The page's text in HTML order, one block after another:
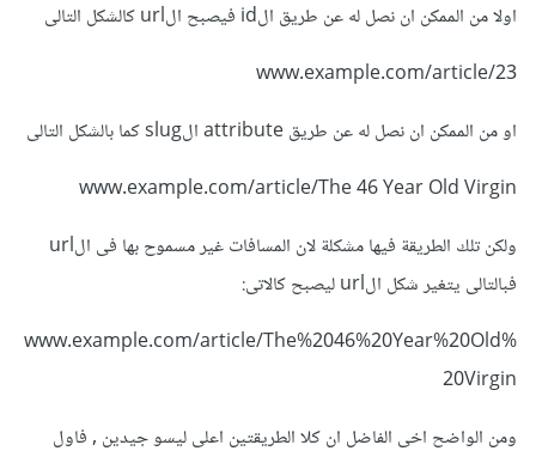
اولا من الممكن ان نصل له عن طريق الid فيصبح الurl كالشكل التالى
www.example.com/article/23
او من الممكن ان نصل له عن طريق attribute الslug كما بالشكل التالى
www.example.com/article/The 46 Year Old Virgin
ولكن تلك الطريقة فيها مشكلة لان المسافات غير مسموح بها فى الurl
فبالتالى يتغير شكل الurl ليصبح كالاتى:
www.example.com/article/The%2046%20Year%20Old%
20Virgin
ومن الواضح اخى الفاضل ان كلا الطريقتين اعلى ليسو جيدين , فاول